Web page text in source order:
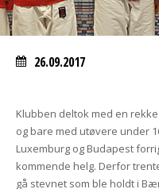
26.09.2017
Klubben deltok med en
og bare med utøvere under
Luxemburg og Budapest
kommende helg. Derfor
gå stevnet som ble holdt i